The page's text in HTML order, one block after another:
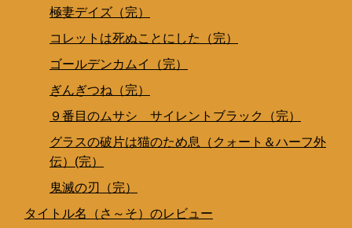
極妻デイズ（完）
コレットは死ぬことにした（完）
ゴールデンカムイ（完）
ぎんぎつね（完）
９番目のムサシ サイレントブラック（完）
グラスの破片は猫のため息（クォート＆ハーフ外
伝）(完）
鬼滅の刃（完）
タイトル名（さ～そ）のレビュー